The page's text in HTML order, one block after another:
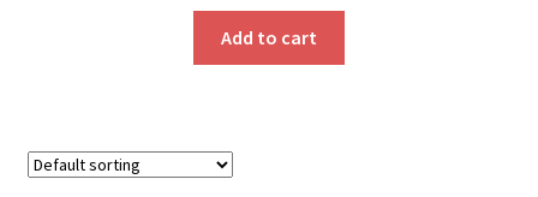
Add to cart